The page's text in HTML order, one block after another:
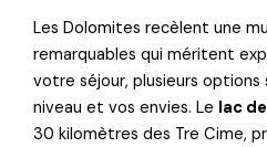
Les Dolomites recèlent une
remarquables qui méritent
votre séjour, plusieurs options
niveau et vos envies. Le lac
30 kilomètres des Tre Cime,